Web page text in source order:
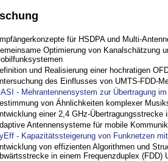
für HSDPA und Multi-
Optimierung von Kanalschätzung
und Realisierung einer hochratigen
des Einflusses von UMTS-FDD-
- Mehrantennensystem zur Übertragung
von Ähnlichkeiten komplexer
einer 2,4 GHz-Übertragungsstrecke
Antennensysteme für mobile
- Kapazitätssteigerung von Funknetzen
von effizienten Algorithmen und
in einem Frequenzduplex (FDD)